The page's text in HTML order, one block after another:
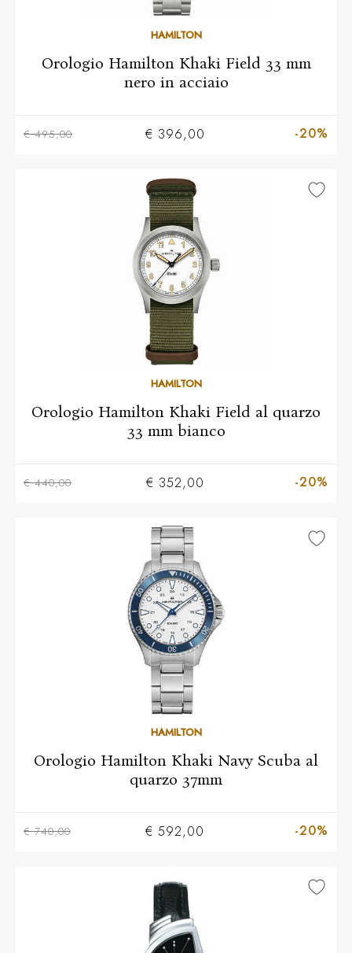
HAMILTON
Orologio Hamilton Khaki Field 33 mm
nero in acciaio
€ 495,00 € 396,00 -20%
HAMILTON
Orologio Hamilton Khaki Field al quarzo
33 mm bianco
€ 440,00 € 352,00 -20%
HAMILTON
Orologio Hamilton Khaki Navy Scuba al
quarzo 37mm
€ 740,00 € 592,00 -20%